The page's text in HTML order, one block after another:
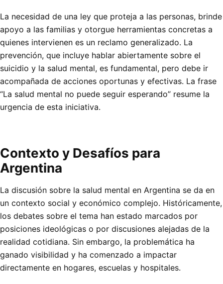
La necesidad de una ley que proteja a las personas, brinde
apoyo a las familias y otorgue herramientas concretas a
quienes intervienen es un reclamo generalizado. La
prevención, que incluye hablar abiertamente sobre el
suicidio y la salud mental, es fundamental, pero debe ir
acompañada de acciones oportunas y efectivas. La frase
“La salud mental no puede seguir esperando” resume la
urgencia de esta iniciativa.
Contexto y Desafíos para
Argentina
La discusión sobre la salud mental en Argentina se da en
un contexto social y económico complejo. Históricamente,
los debates sobre el tema han estado marcados por
posiciones ideológicas o por discusiones alejadas de la
realidad cotidiana. Sin embargo, la problemática ha
ganado visibilidad y ha comenzado a impactar
directamente en hogares, escuelas y hospitales.